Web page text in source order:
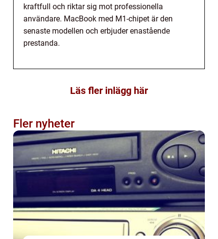
kraftfull och riktar sig mot professionella
användare. MacBook med M1-chipet är den
senaste modellen och erbjuder enastående
prestanda.
Läs fler inlägg här
Fler nyheter